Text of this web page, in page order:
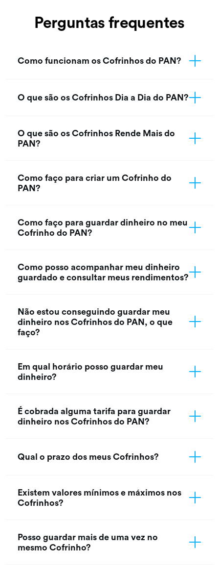
Perguntas frequentes
Como funcionam os Cofrinhos do PAN?
O que são os Cofrinhos Dia a Dia do PAN?
O que são os Cofrinhos Rende Mais do
PAN?
Como faço para criar um Cofrinho do
PAN?
Como faço para guardar dinheiro no meu
Cofrinho do PAN?
Como posso acompanhar meu dinheiro
guardado e consultar meus rendimentos?
Não estou conseguindo guardar meu
dinheiro nos Cofrinhos do PAN, o que
faço?
Em qual horário posso guardar meu
dinheiro?
É cobrada alguma tarifa para guardar
dinheiro nos Cofrinhos do PAN?
Qual o prazo dos meus Cofrinhos?
Existem valores mínimos e máximos nos
Cofrinhos?
Posso guardar mais de uma vez no
mesmo Cofrinho?